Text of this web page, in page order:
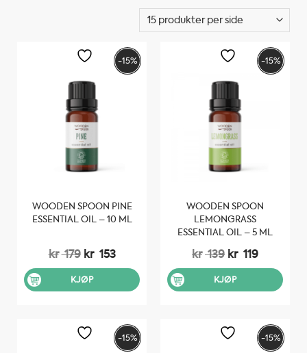
-15%
WOODEN SPOON PINE
ESSENTIAL OIL – 10 ML
kr179 Opprinnelig
var:
kr 179.
kr 153Nåværende
kr 153.
KJØP
-15%
WOODEN SPOON
LEMONGRASS
ESSENTIAL OIL – 5 ML
kr139 Opprinnelig
var:
kr 139.
kr 119
kr 119.
KJØP
-15% -15%